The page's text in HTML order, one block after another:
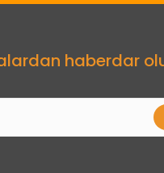
haberdar